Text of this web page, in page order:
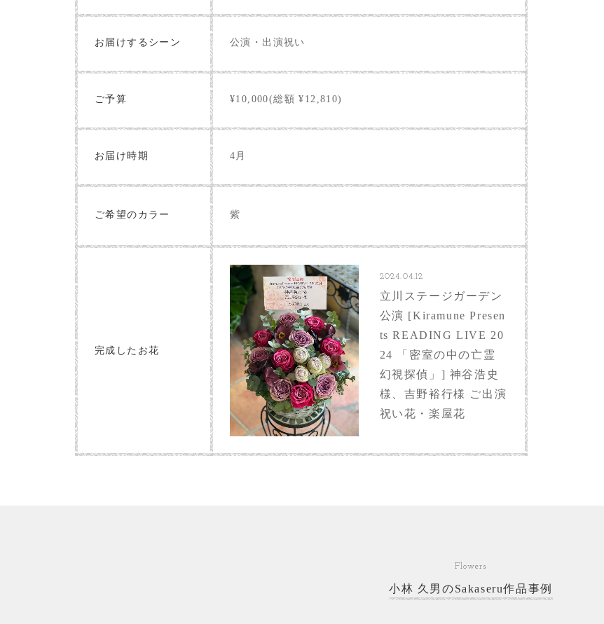
お届けするシーン 公演・出演祝い
ご予算 ¥10,000(総額 ¥12,810)
お届け時期 4月
ご希望のカラー 紫
完成したお花
2024.04.12
立川ステージガーデン
公演 [Kiramune Presen
ts READING LIVE 20
24 「密室の中の亡霊
幻視探偵」] 神谷浩史
様、吉野裕行様 ご出演
祝い花・楽屋花
Flowers
小林 久男のSakaseru作品事例